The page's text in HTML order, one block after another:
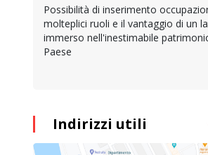
Possibilità di inserimento
molteplici ruoli e il vantaggio di un
immerso nell'inestimabile
Paese
Indirizzi utili